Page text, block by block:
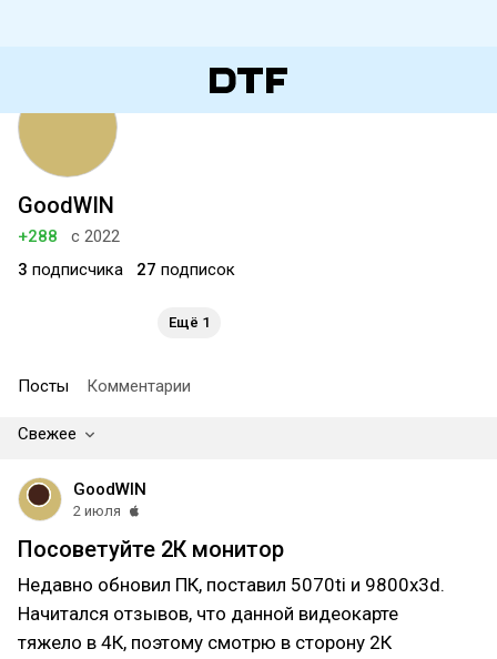
GoodWIN
+288
с 2022
3 подписчика 27 подписок
Ещё 1
Посты Комментарии
Свежее
GoodWIN
2 июля
Посоветуйте 2К монитор
Недавно обновил ПК, поставил 5070ti и 9800x3d.
Начитался отзывов, что данной видеокарте
тяжело в 4К, поэтому смотрю в сторону 2К